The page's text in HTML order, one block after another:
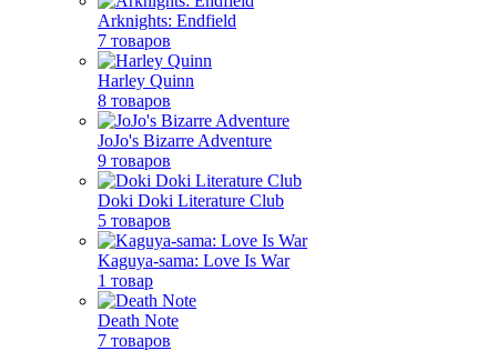
Arknights: Endfield
7 товаров
Harley Quinn
8 товаров
JoJo's Bizarre Adventure
9 товаров
Doki Doki Literature Club
5 товаров
Kaguya-sama: Love Is War
1 товар
Death Note
7 товаров